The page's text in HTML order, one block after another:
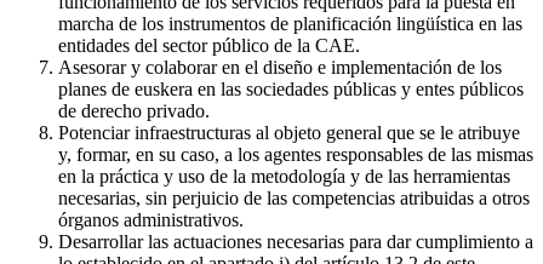
marcha de los instrumentos de planificación lingüística en las
entidades del sector público de la CAE.
Asesorar y colaborar en el diseño e implementación de los
planes de euskera en las sociedades públicas y entes públicos
de derecho privado.
Potenciar infraestructuras al objeto general que se le atribuye
y, formar, en su caso, a los agentes responsables de las mismas
en la práctica y uso de la metodología y de las herramientas
necesarias, sin perjuicio de las competencias atribuidas a otros
órganos administrativos.
Desarrollar las actuaciones necesarias para dar cumplimiento a